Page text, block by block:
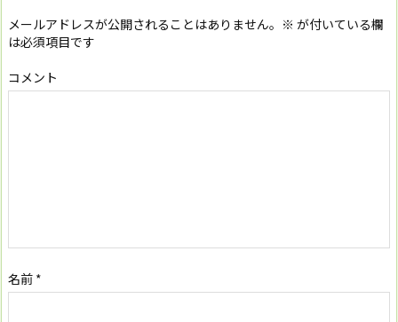
メールアドレスが公開されることはありません。 ※ が付いている欄
は必須項目です
コメント
名前 *